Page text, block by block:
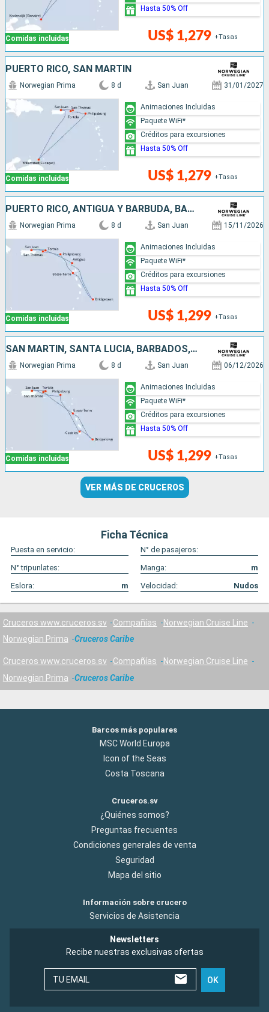
Comidas incluidas US$ 1,279 +Tasas
Hasta 50% Off
PUERTO RICO, SAN MARTÍN
Comidas incluidas
Norwegian Prima 8 d San Juan 31/01/2027
US$ 1,279 +Tasas
Animaciones Incluidas
Paquete WiFi*
Créditos para excursiones
Hasta 50% Off
PUERTO RICO, ANTIGUA Y BARBUDA, BARBADOS, SAN MARTÍN
Comidas incluidas
Norwegian Prima 8 d San Juan 15/11/2026
US$ 1,299 +Tasas
Animaciones Incluidas
Paquete WiFi*
Créditos para excursiones
Hasta 50% Off
SAN MARTÍN, SANTA LUCIA, BARBADOS, PUERTO RICO
Comidas incluidas
Norwegian Prima 8 d San Juan 06/12/2026
US$ 1,299 +Tasas
Animaciones Incluidas
Paquete WiFi*
Créditos para excursiones
Hasta 50% Off
VER MÁS DE CRUCEROS
Ficha Técnica
Puesta en servicio:
N° de pasajeros:
N° tripunlates:
Manga:
m
Eslora:
m Velocidad: Nudos
Cruceros www.cruceros.sv Compañías
Norwegian Cruise Line
Norwegian Prima
Cruceros Caribe
Cruceros www.cruceros.sv Compañías
Norwegian Cruise Line
Norwegian Prima
Cruceros Caribe
Barcos más populares
MSC World Europa
Icon of the Seas
Costa Toscana
Cruceros.sv
¿Quiénes somos?
Preguntas frecuentes
Condiciones generales de venta
Seguridad
Mapa del sitio
Información sobre crucero
Servicios de Asistencia
Newsletters
Recibe nuestras exclusivas ofertas
TU EMAIL OK